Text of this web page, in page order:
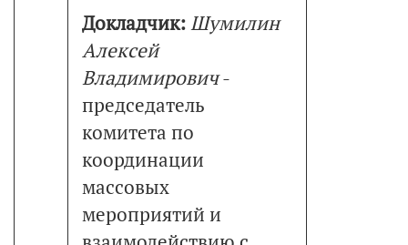
Докладчик:Шумилин
Алексей
Владимирович-
председатель
комитета по
координации
массовых
мероприятий и